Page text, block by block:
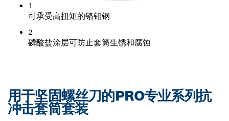
1
可承受高扭矩的铬钼钢
2
磷酸盐涂层可防止套筒生锈和腐蚀
用于坚固螺丝刀的PRO专业系列抗
冲击套筒套装